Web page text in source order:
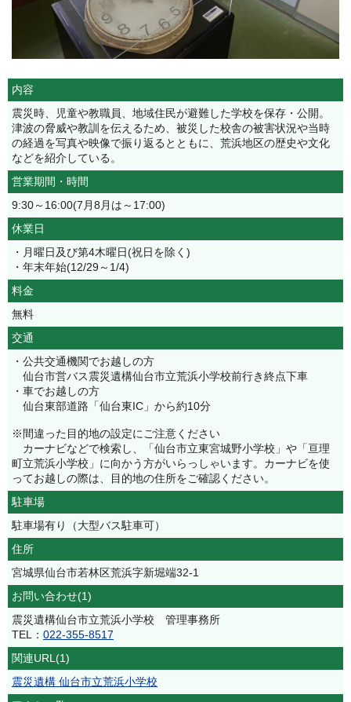
内容
震災時、児童や教職員、地域住民が避難した学校を保存・公開。
津波の脅威や教訓を伝えるため、被災した校舎の被害状況や当時
の経過を写真や映像で振り返るとともに、荒浜地区の歴史や文化
などを紹介している。
営業期間・時間
9:30～16:00(7月8月は～17:00)
休業日
・月曜日及び第4木曜日(祝日を除く)
・年末年始(12/29～1/4)
料金
無料
交通
・公共交通機関でお越しの方
仙台市営バス震災遺構仙台市立荒浜小学校前行き終点下車
・車でお越しの方
仙台東部道路「仙台東IC」から約10分
※間違った目的地の設定にご注意ください
カーナビなどで検索し、「仙台市立東宮城野小学校」や「亘理
町立荒浜小学校」に向かう方がいらっしゃいます。カーナビを使
ってお越しの際は、目的地の住所をご確認ください。
駐車場
駐車場有り（大型バス駐車可）
住所
宮城県仙台市若林区荒浜字新堀端32-1
お問い合わせ(1)
震災遺構仙台市立荒浜小学校 管理事務所
TEL： 022-355-8517
関連URL(1)
震災遺構 仙台市立荒浜小学校